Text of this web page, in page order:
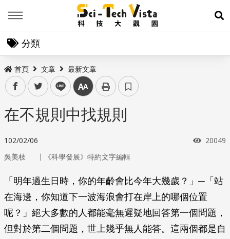
展
分類
首頁 文章 最新文章
facebooktwitter line 中
在不規則中找規則
102/02/06 瀏覽次
20049
吳美枝 ｜ 《科學發展》特約文字編輯
「明年過生日時，你的年齡會比今年大幾歲？」─「站
在海邊，你知道下一波海浪會打在岸上的哪個位置
呢？」絕大多數的人都能毫無遲疑地回答第一個問題，
但對於第二個問題，世上幾乎無人能答。這兩個都是自